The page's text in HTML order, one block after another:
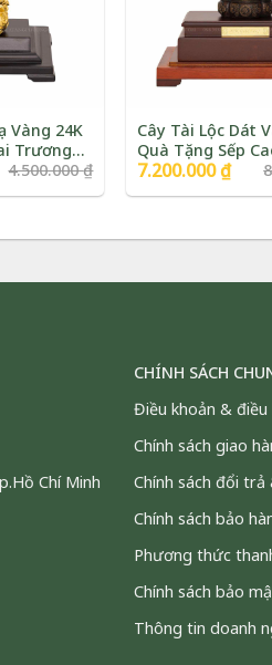
Dát Vàng 24K – Quà Tặng Phong
Trọng
vàng 24K
là món quà tặng
thiết kế tinh xảo, sang trọng
và thành công. Sản phẩm phù
Vàng 24K
Trương
Vũ Gold
4.500.000₫
Cây Tài Lộc Dát
Quà Tặng Sếp
Phượng Vũ Gold
Giá
gốc
là:
7.200.000₫Giá
hiện
tại
Chí Minh
CHÍNH SÁCH
Điều khoản & điều
Chính sách giao
Chính sách đổi trả
Chính sách bảo
Phương thức
Chính sách bảo
Thông tin doanh